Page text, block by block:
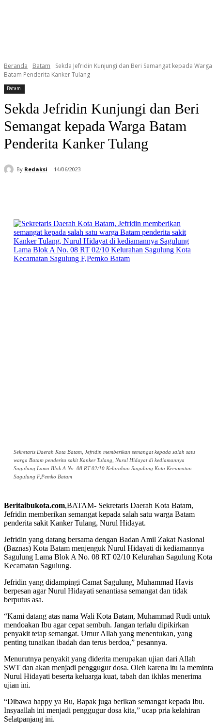
Beranda Batam
Sekda Jefridin Kunjungi dan Beri Semangat kepada Warga
Batam Penderita Kanker Tulang
Batam
Sekda Jefridin Kunjungi dan Beri
Semangat kepada Warga Batam
Penderita Kanker Tulang
By Redaksi 14/06/2023
Sekretaris Daerah Kota Batam, Jefridin memberikan semangat kepada salah satu
warga Batam penderita sakit Kanker Tulang, Nurul Hidayat di kediamannya
Sagulung Lama Blok A No. 08 RT 02/10 Kelurahan Sagulung Kota Kecamatan
Sagulung F,Pemko Batam
Beritaibukota.com,BATAM- Sekretaris Daerah Kota Batam,
Jefridin memberikan semangat kepada salah satu warga Batam
penderita sakit Kanker Tulang, Nurul Hidayat.
Jefridin yang datang bersama dengan Badan Amil Zakat Nasional
(Baznas) Kota Batam menjenguk Nurul Hidayati di kediamannya
Sagulung Lama Blok A No. 08 RT 02/10 Kelurahan Sagulung Kota
Kecamatan Sagulung.
Jefridin yang didampingi Camat Sagulung, Muhammad Havis
berpesan agar Nurul Hidayati senantiasa semangat dan tidak
berputus asa.
“Kami datang atas nama Wali Kota Batam, Muhammad Rudi untuk
mendoakan Ibu agar cepat sembuh. Jangan terlalu dipikirkan
penyakit tetap semangat. Umur Allah yang menentukan, yang
penting tunaikan ibadah dan terus berdoa,” pesannya.
Menurutnya penyakit yang diderita merupakan ujian dari Allah
SWT dan akan menjadi penggugur dosa. Oleh karena itu ia meminta
Nurul Hidayati beserta keluarga kuat, tabah dan ikhlas menerima
ujian ini.
“Dibawa happy ya Bu, Bapak juga berikan semangat kepada Ibu.
Insyaallah ini menjadi penggugur dosa kita,” ucap pria kelahiran
Selatpanjang ini.